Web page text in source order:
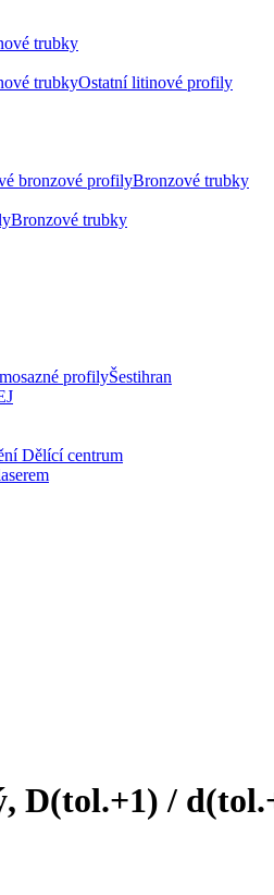
trubky
trubkyOstatní litinové profily
bronzové profilyBronzové trubky
Bronzové trubky
profilyŠestihran
Dělící centrum
D(tol.+1) /